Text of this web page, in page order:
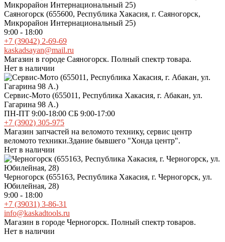
Саяногорск (655600, Республика Хакасия, г. Саяногорск,
Микрорайон Интернациональный 25)
9:00 - 18:00
+7 (39042) 2-69-69
kaskadsayan@mail.ru
Магазин в городе Саяногорск. Полный спектр товара.
Нет в наличии
Сервис-Мото (655011, Республика Хакасия, г. Абакан, ул.
Гагарина 98 А.)
ПН-ПТ 9:00-18:00 СБ 9:00-17:00
+7 (3902) 305-975
Магазин запчастей на веломото технику, сервис центр
веломото техники.Здание бывшего "Хонда центр".
Нет в наличии
Черногорск (655163, Республика Хакасия, г. Черногорск, ул.
Юбилейная, 28)
9:00 - 18:00
+7 (39031) 3-86-31
info@kaskadtools.ru
Магазин в городе Черногорск. Полный спектр товаров.
Нет в наличии